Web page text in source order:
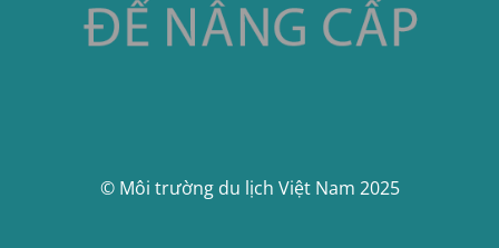
© Môi trường du lịch Việt Nam 2025